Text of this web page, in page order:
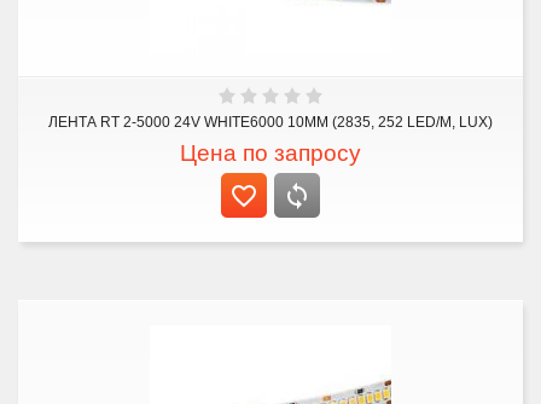
ЛЕНТА RT 2-5000 24V WHITE6000 10MM (2835, 252 LED/M, LUX)
Цена по запросу